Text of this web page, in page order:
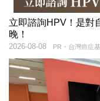
立即諮詢HPV！是對
晚！
PR・台灣癌症
2026-08-08